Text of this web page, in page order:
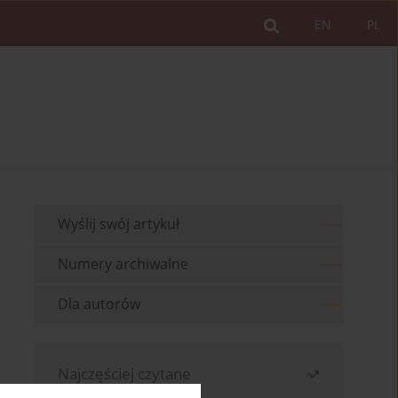
PL
EN
Wyślij swój artykuł
Numery archiwalne
Dla autorów
Najczęściej czytane